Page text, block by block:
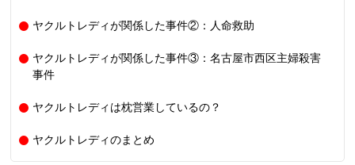
ヤクルトレディが関係した事件②：人命救助
ヤクルトレディが関係した事件③：名古屋市西区主婦殺害
事件
ヤクルトレディは枕営業しているの？
ヤクルトレディのまとめ